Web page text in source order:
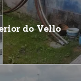
do Vello